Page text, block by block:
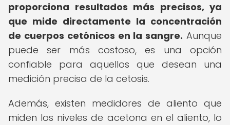
proporciona resultados más precisos, ya
que mide directamente la concentración
de cuerpos cetónicos en la sangre. Aunque
puede ser más costoso, es una opción
confiable para aquellos que desean una
medición precisa de la cetosis.
Además, existen medidores de aliento que
miden los niveles de acetona en el aliento, lo